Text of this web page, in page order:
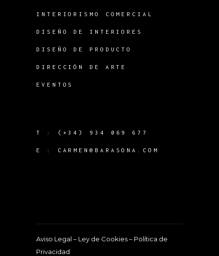
INTERIORISMO COMERCIAL
DISEÑO DE INTERIORES
DISEÑO DE PRODUCTO
DIRECCIÓN DE ARTE
EVENTOS
T : (+34) 934 069 677
E : CARMEN@BARASONA.COM
Aviso Legal – Ley de Cookies– Política de
Privacidad